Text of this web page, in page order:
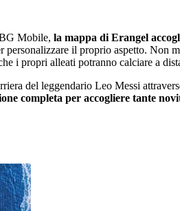
Mobile, la mappa di Erangel
il proprio aspetto. Non
i propri alleati potranno calciare a
del leggendario Leo Messi
completa per accogliere tante